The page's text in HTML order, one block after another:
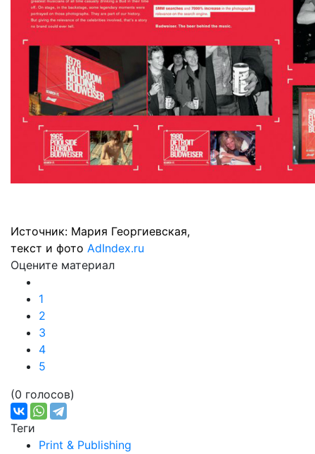
Источник: Мария Георгиевская,
текст и фото AdIndex.ru
Оцените материал
1
2
3
4
5
(0 голосов)
Теги
Print & Publishing